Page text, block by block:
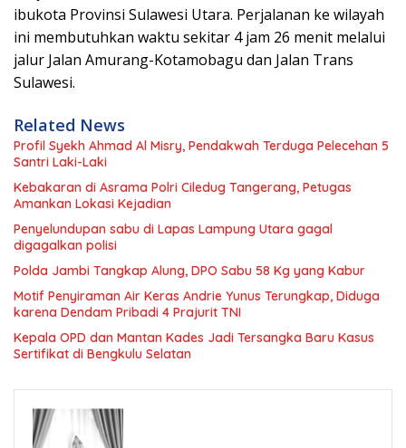
ibukota Provinsi Sulawesi Utara. Perjalanan ke wilayah
ini membutuhkan waktu sekitar 4 jam 26 menit melalui
jalur Jalan Amurang-Kotamobagu dan Jalan Trans
Sulawesi.
Related News
Profil Syekh Ahmad Al Misry, Pendakwah Terduga Pelecehan 5
Santri Laki-Laki
Kebakaran di Asrama Polri Ciledug Tangerang, Petugas
Amankan Lokasi Kejadian
Penyelundupan sabu di Lapas Lampung Utara gagal
digagalkan polisi
Polda Jambi Tangkap Alung, DPO Sabu 58 Kg yang Kabur
Motif Penyiraman Air Keras Andrie Yunus Terungkap, Diduga
karena Dendam Pribadi 4 Prajurit TNI
Kepala OPD dan Mantan Kades Jadi Tersangka Baru Kasus
Sertifikat di Bengkulu Selatan